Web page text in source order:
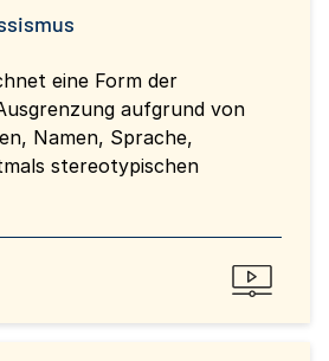
eine Form der
aufgrund von
Namen, Sprache,
stereotypischen